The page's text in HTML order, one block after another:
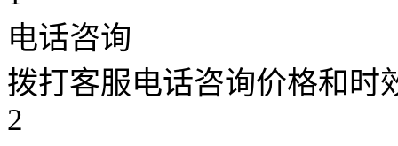
电话咨询
拨打客服电话咨询价格和时
2